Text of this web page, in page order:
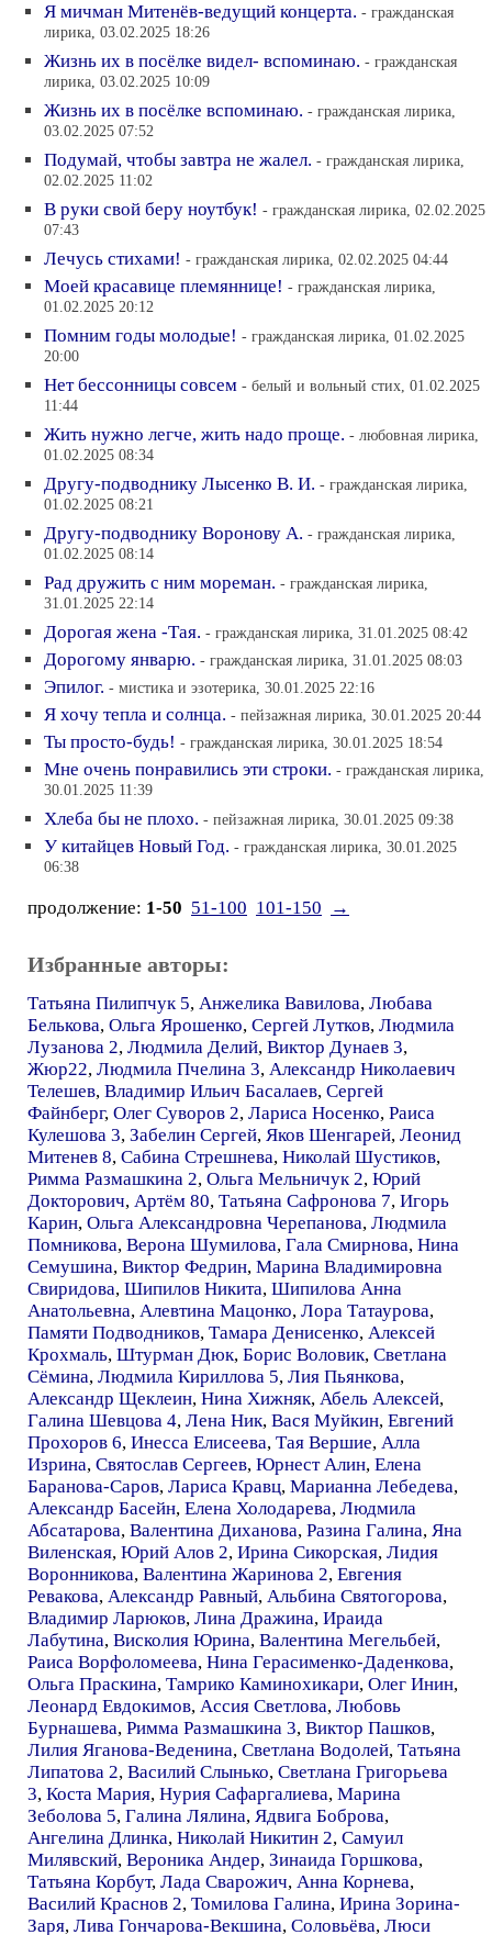
Я мичман Митенёв-ведущий концерта. - гражданская
лирика, 03.02.2025 18:26
Жизнь их в посёлке видел- вспоминаю. - гражданская
лирика, 03.02.2025 10:09
Жизнь их в посёлке вспоминаю. - гражданская лирика,
03.02.2025 07:52
Подумай, чтобы завтра не жалел. - гражданская лирика,
02.02.2025 11:02
В руки свой беру ноутбук! - гражданская лирика, 02.02.2025
07:43
Лечусь стихами! - гражданская лирика, 02.02.2025 04:44
Моей красавице племяннице! - гражданская лирика,
01.02.2025 20:12
Помним годы молодые! - гражданская лирика, 01.02.2025
20:00
Нет бессонницы совсем - белый и вольный стих, 01.02.2025
11:44
Жить нужно легче, жить надо проще. - любовная лирика,
01.02.2025 08:34
Другу-подводнику Лысенко В. И. - гражданская лирика,
01.02.2025 08:21
Другу-подводнику Воронову А. - гражданская лирика,
01.02.2025 08:14
Рад дружить с ним мореман. - гражданская лирика,
31.01.2025 22:14
Дорогая жена -Тая. - гражданская лирика, 31.01.2025 08:42
Дорогому январю. - гражданская лирика, 31.01.2025 08:03
Эпилог. - мистика и эзотерика, 30.01.2025 22:16
Я хочу тепла и солнца. - пейзажная лирика, 30.01.2025 20:44
Ты просто-будь! - гражданская лирика, 30.01.2025 18:54
Мне очень понравились эти строки. - гражданская лирика,
30.01.2025 11:39
Хлеба бы не плохо. - пейзажная лирика, 30.01.2025 09:38
У китайцев Новый Год. - гражданская лирика, 30.01.2025
06:38
продолжение: 1-50 51-100 101-150 →
Избранные авторы:
Татьяна Пилипчук 5, Анжелика Вавилова, Любава
Белькова, Ольга Ярошенко, Сергей Лутков, Людмила
Лузанова 2, Людмила Делий, Виктор Дунаев 3,
Жюр22, Людмила Пчелина 3, Александр Николаевич
Телешев, Владимир Ильич Басалаев, Сергей
Файнберг, Олег Суворов 2, Лариса Носенко, Раиса
Кулешова 3, Забелин Сергей, Яков Шенгарей, Леонид
Митенев 8, Сабина Стрешнева, Николай Шустиков,
Римма Размашкина 2, Ольга Мельничук 2, Юрий
Докторович, Артём 80, Татьяна Сафронова 7, Игорь
Карин, Ольга Александровна Черепанова, Людмила
Помникова, Верона Шумилова, Гала Смирнова, Нина
Семушина, Виктор Федрин, Марина Владимировна
Свиридова, Шипилов Никита, Шипилова Анна
Анатольевна, Алевтина Мацонко, Лора Татаурова,
Памяти Подводников, Тамара Денисенко, Алексей
Крохмаль, Штурман Дюк, Борис Воловик, Светлана
Сёмина, Людмила Кириллова 5, Лия Пьянкова,
Александр Щеклеин, Нина Хижняк, Абель Алексей,
Галина Шевцова 4, Лена Ник, Вася Муйкин, Евгений
Прохоров 6, Инесса Елисеева, Тая Вершие, Алла
Изрина, Святослав Сергеев, Юрнест Алин, Елена
Баранова-Саров, Лариса Кравц, Марианна Лебедева,
Александр Басейн, Елена Холодарева, Людмила
Абсатарова, Валентина Диханова, Разина Галина, Яна
Виленская, Юрий Алов 2, Ирина Сикорская, Лидия
Воронникова, Валентина Жаринова 2, Евгения
Ревакова, Александр Равный, Альбина Святогорова,
Владимир Ларюков, Лина Дражина, Ираида
Лабутина, Висколия Юрина, Валентина Мегельбей,
Раиса Ворфоломеева, Нина Герасименко-Даденкова,
Ольга Праскина, Тамрико Каминохикари, Олег Инин,
Леонард Евдокимов, Ассия Светлова, Любовь
Бурнашева, Римма Размашкина 3, Виктор Пашков,
Лилия Яганова-Веденина, Светлана Водолей, Татьяна
Липатова 2, Василий Слынько, Светлана Григорьева
3, Коста Мария, Нурия Сафаргалиева, Марина
Зеболова 5, Галина Лялина, Ядвига Боброва,
Ангелина Длинка, Николай Никитин 2, Самуил
Милявский, Вероника Андер, Зинаида Горшкова,
Татьяна Корбут, Лада Сварожич, Анна Корнева,
Василий Краснов 2, Томилова Галина, Ирина Зорина-
Заря, Лива Гончарова-Векшина, Соловьёва, Люси